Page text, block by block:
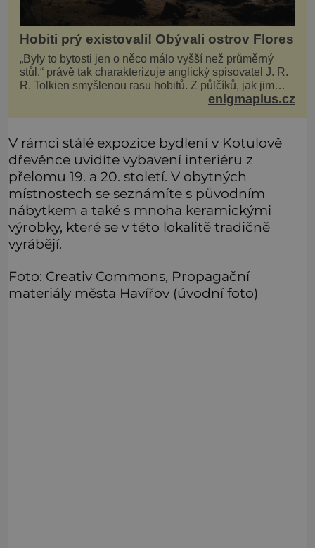
Hobiti prý existovali! Obývali ostrov Flores
„Byly to bytosti jen o něco málo vyšší než průměrný
stůl,“ právě tak charakterizuje anglický spisovatel J. R.
R. Tolkien smyšlenou rasu hobitů. Z půlčíků, jak jim
říká, následně udělá hlavní hrdiny svých slavných
enigmaplus.cz
V rámci stálé expozice bydlení v Kotulově
dřevěnce uvidíte vybavení interiéru z
přelomu 19. a 20. století. V obytných
místnostech se seznámíte s původním
nábytkem a také s mnoha keramickými
výrobky, které se v této lokalitě tradičně
vyrábějí.
Foto: Creativ Commons, Propagační
materiály města Havířov (úvodní foto)